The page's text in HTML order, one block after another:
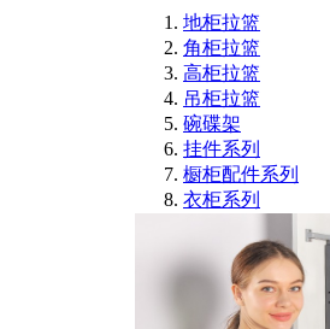
地柜拉篮
角柜拉篮
高柜拉篮
吊柜拉篮
碗碟架
挂件系列
橱柜配件系列
衣柜系列